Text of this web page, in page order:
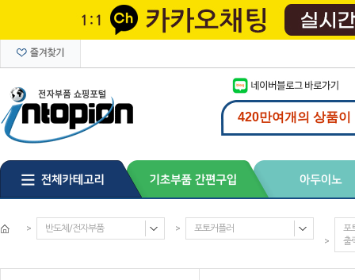
> 반도체/전자부품 >
포토커플러
>
포
출